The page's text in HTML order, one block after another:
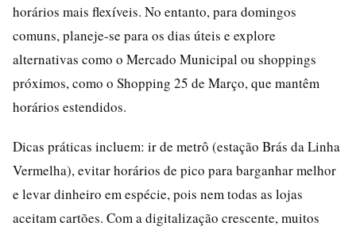
horários mais flexíveis. No entanto, para domingos
comuns, planeje-se para os dias úteis e explore
alternativas como o Mercado Municipal ou shoppings
próximos, como o Shopping 25 de Março, que mantêm
horários estendidos.
Dicas práticas incluem: ir de metrô (estação Brás da Linha
Vermelha), evitar horários de pico para barganhar melhor
e levar dinheiro em espécie, pois nem todas as lojas
aceitam cartões. Com a digitalização crescente, muitos